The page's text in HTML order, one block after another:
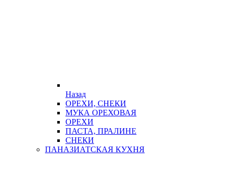
Назад
ОРЕХИ, СНЕКИ
МУКА ОРЕХОВАЯ
ОРЕХИ
ПАСТА, ПРАЛИНЕ
СНЕКИ
ПАНАЗИАТСКАЯ КУХНЯ